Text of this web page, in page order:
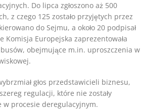
Do lipca zgłoszono aż 500
z czego 125 zostało przyjętych przez
do Sejmu, a około 20 podpisał
Komisja Europejska zaprezentowała
obejmujące m.in. uproszczenia w
głos przedstawicieli biznesu,
regulacji, które nie zostały
w procesie deregulacyjnym.